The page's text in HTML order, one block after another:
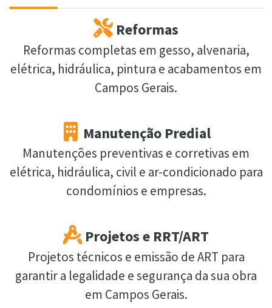
Reformas
Reformas completas em gesso, alvenaria,
elétrica, hidráulica, pintura e acabamentos em
Campos Gerais.
Manutenção Predial
Manutenções preventivas e corretivas em
elétrica, hidráulica, civil e ar-condicionado para
condomínios e empresas.
Projetos e RRT/ART
Projetos técnicos e emissão de ART para
garantir a legalidade e segurança da sua obra
em Campos Gerais.